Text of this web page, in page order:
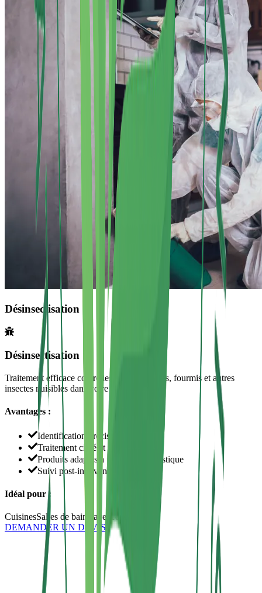
Désinsectisation
Désinsectisation
Traitement efficace contre les cafards, blattes, fourmis et autres
insectes nuisibles dans votre domicile.
Avantages :
Identification précise des espèces
Traitement ciblé et efficace
Produits adaptés à un usage domestique
Suivi post-intervention
Idéal pour :
CuisinesSalles de bain Caves Tout l'habitat
DEMANDER UN DEVIS